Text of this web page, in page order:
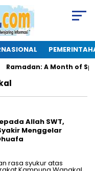
Ramadan: A Month of
Allah SWT,
Menggelar
rasa syukur atas